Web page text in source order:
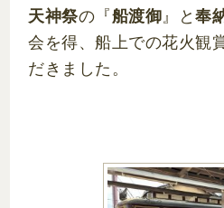
天神祭の『船渡御 』と奉
会を得、船上での花火観
だきました。